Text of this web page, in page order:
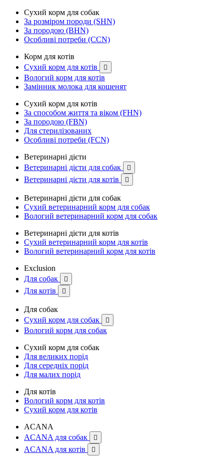
Сухий корм для собак
За розміром породи (SHN)
За породою (BHN)
Особливі потреби (CCN)
Корм для котів
Сухий корм для котів

Вологий корм для котів
Замінник молока для кошенят
Сухий корм для котів
За способом життя та віком (FHN)
За породою (FBN)
Для стерилізованих
Особливі потреби (FCN)
Ветеринарні дієти
Ветеринарні дієти для собак

Ветеринарні дієти для котів 
Ветеринарні дієти для собак
Сухий ветеринарний корм для собак
Вологий ветеринарний корм для собак
Ветеринарні дієти для котів
Сухий ветеринарний корм для котів
Вологий ветеринарний корм для котів
Exclusion
Для собак

Для котів 
Для собак
Сухий корм для собак

Вологий корм для собак
Сухий корм для собак
Для великих порід
Для середніх порід
Для малих порід
Для котів
Вологий корм для котів
Сухий корм для котів
ACANA
ACANA для собак

ACANA для котів 